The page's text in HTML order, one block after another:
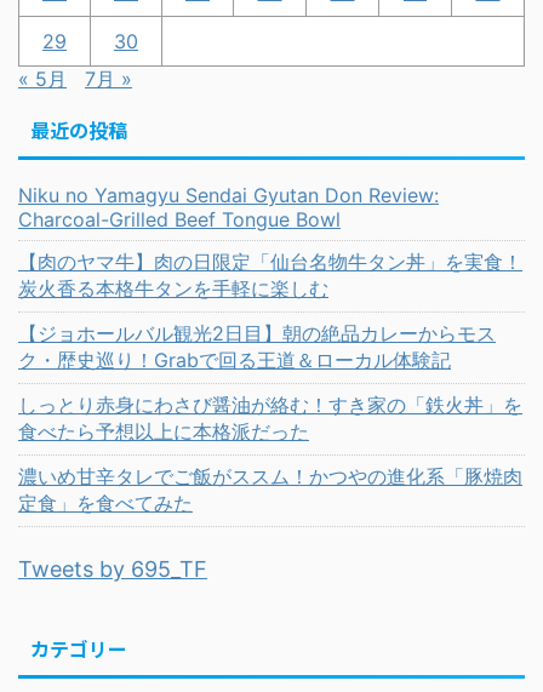
29
30
« 5月
7月 »
最近の投稿
Niku no Yamagyu Sendai Gyutan Don Review:
Charcoal-Grilled Beef Tongue Bowl
【肉のヤマ牛】肉の日限定「仙台名物牛タン丼」を実食！
炭火香る本格牛タンを手軽に楽しむ
【ジョホールバル観光2日目】朝の絶品カレーからモス
ク・歴史巡り！Grabで回る王道＆ローカル体験記
しっとり赤身にわさび醤油が絡む！すき家の「鉄火丼」を
食べたら予想以上に本格派だった
濃いめ甘辛タレでご飯がススム！かつやの進化系「豚焼肉
定食」を食べてみた
Tweets by 695_TF
カテゴリー